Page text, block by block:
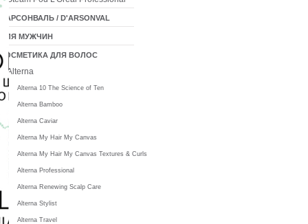
ДАРСОНВАЛЬ / D'ARSONVAL
ДЛЯ МУЖЧИН
КОСМЕТИКА ДЛЯ ВОЛОС
Alterna
Alterna 10 The Science of Ten
Alterna Bamboo
Alterna Caviar
Alterna My Hair My Canvas
Alterna My Hair My Canvas Textures & Curls
Alterna Professional
Alterna Renewing Scalp Care
Alterna Stylist
Alterna Travel